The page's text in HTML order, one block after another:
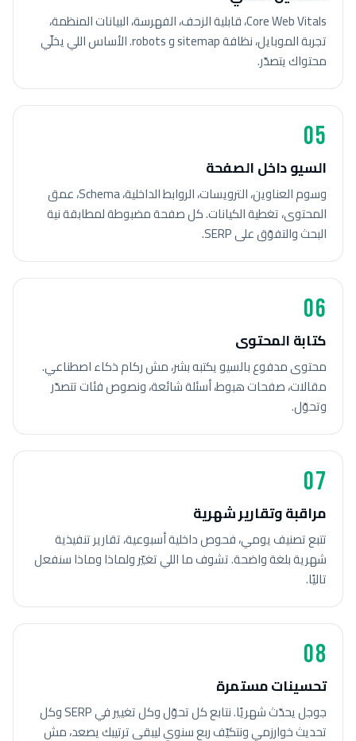
Core Web Vitals، قابلية الزحف، الفهرسة، البيانات المنظمة،
تجربة الموبايل، نظافة sitemap و robots. الأساس اللي يخلّي
محتواك يتصدّر.
05
السيو داخل الصفحة
وسوم العناوين، الترويسات، الروابط الداخلية، Schema، عمق
المحتوى، تغطية الكيانات. كل صفحة مضبوطة لمطابقة نية
البحث والتفوّق على SERP.
06
كتابة المحتوى
محتوى مدفوع بالسيو يكتبه بشر، مش ركام ذكاء اصطناعي.
مقالات، صفحات هبوط، أسئلة شائعة، ونصوص فئات تتصدّر
وتحوّل.
07
مراقبة وتقارير شهرية
تتبع تصنيف يومي، فحوص داخلية أسبوعية، تقارير تنفيذية
شهرية بلغة واضحة. تشوف ما اللي تغيّر ولماذا وماذا سنفعل
تاليًا.
08
تحسينات مستمرة
جوجل يحدّث شهريًا. نتابع كل تحوّل وكل تغيير في SERP وكل
تحديث خوارزمي ونتكيّف ربع سنوي ليبقى ترتيبك يصعد، مش